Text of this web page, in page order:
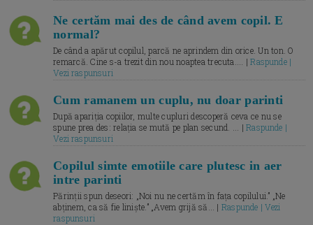
Ne certăm mai des de când avem copil. E
normal?
De când a apărut copilul, parcă ne aprindem din orice. Un ton. O
remarcă. Cine s-a trezit din nou noaptea trecuta.... |Raspunde |
Vezi raspunsuri
Cum ramanem un cuplu, nu doar parinti
După apariția copiilor, multe cupluri descoperă ceva ce nu se
spune prea des: relația se mută pe plan secund. ... |Raspunde |
Vezi raspunsuri
Copilul simte emotiile care plutesc in aer
intre parinti
Părinții spun deseori: „Noi nu ne certăm în fața copilului.” „Ne
abținem, ca să fie liniște.” „Avem grijă să... | Raspunde | Vezi
raspunsuri